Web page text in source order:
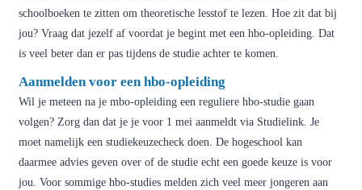
schoolboeken te zitten om theoretische lesstof te lezen. Hoe zit dat bij
jou? Vraag dat jezelf af voordat je begint met een hbo-opleiding. Dat
is veel beter dan er pas tijdens de studie achter te komen.
Aanmelden voor een hbo-opleiding
Wil je meteen na je mbo-opleiding een reguliere hbo-studie gaan
volgen? Zorg dan dat je je voor 1 mei aanmeldt via Studielink. Je
moet namelijk een studiekeuzecheck doen. De hogeschool kan
daarmee advies geven over of de studie echt een goede keuze is voor
jou. Voor sommige hbo-studies melden zich veel meer jongeren aan